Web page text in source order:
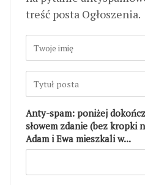
treść posta Ogłoszenia.
Anty-spam: poniżej
słowem zdanie (bez kropki
Adam i Ewa mieszkali w...